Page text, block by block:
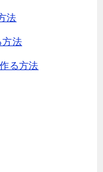
法
方法
る方法